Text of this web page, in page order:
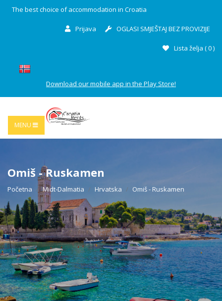
The best choice of accommodation in Croatia
Prijava OGLASI SMJEŠTAJ BEZ PROVIZIJE
Lista želja (0)
Download our mobile app in the Play Store!
MENU
Omiš - Ruskamen
Početna Midt-Dalmatia Hrvatska Omiš - Ruskamen